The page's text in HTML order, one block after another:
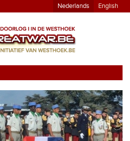
Nederlands English